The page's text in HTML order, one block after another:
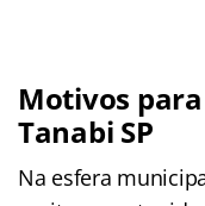
Motivos
Tanabi SP
Na esfera